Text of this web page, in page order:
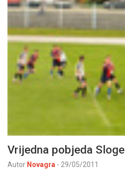
Vrijedna pobjeda Sloge
Autor Novagra - 29/05/2011